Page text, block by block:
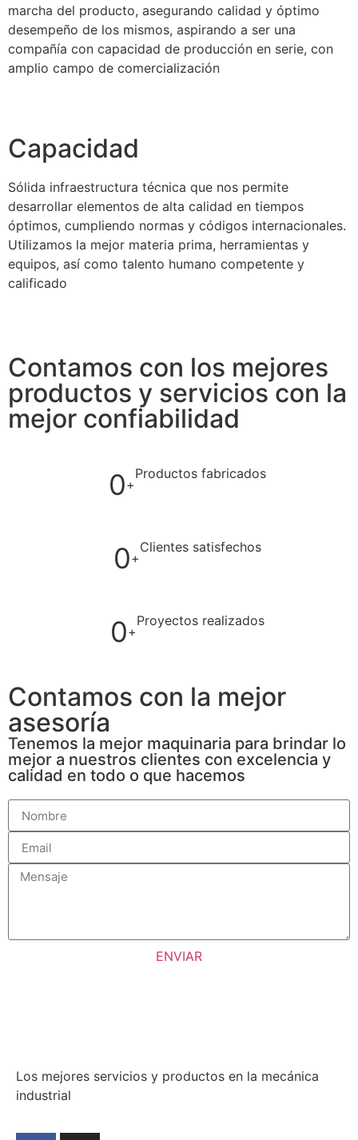
marcha del producto, asegurando calidad y óptimo
desempeño de los mismos, aspirando a ser una
compañía con capacidad de producción en serie, con
amplio campo de comercialización
Capacidad
Sólida infraestructura técnica que nos permite
desarrollar elementos de alta calidad en tiempos
óptimos, cumpliendo normas y códigos internacionales.
Utilizamos la mejor materia prima, herramientas y
equipos, así como talento humano competente y
calificado
Contamos con los mejores
productos y servicios con la
mejor confiabilidad
0+
Productos fabricados
0+
Clientes satisfechos
0+
Proyectos realizados
Contamos con la mejor
asesoría
Tenemos la mejor maquinaria para brindar lo
mejor a nuestros clientes con excelencia y
calidad en todo o que hacemos
ENVIAR
Los mejores servicios y productos en la mecánica
industrial